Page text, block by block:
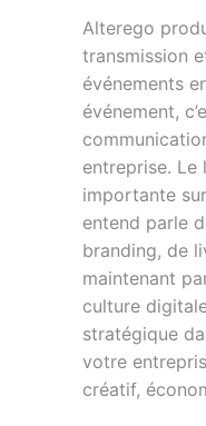
Alterego
transmission
événements
événement,
entreprise. Le
importante
entend parle
branding, de
maintenant
culture
stratégique
votre
créatif,